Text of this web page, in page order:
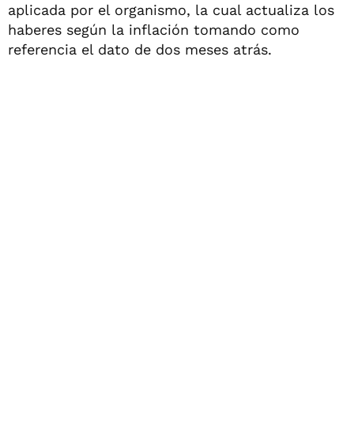
aplicada por el organismo, la cual actualiza los
haberes según la inflación tomando como
referencia el dato de dos meses atrás.